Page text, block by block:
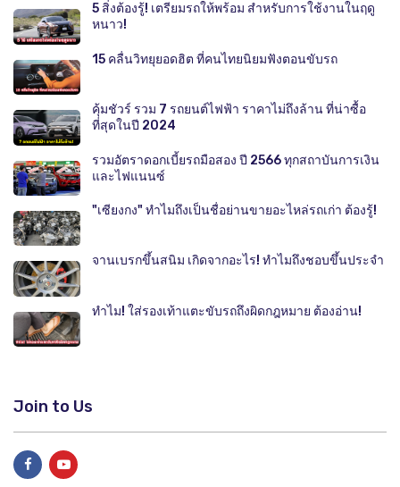
5 สิ่งต้องรู้! เตรียมรถให้พร้อม สำหรับการใช้งานในฤดู
หนาว!
15 คลื่นวิทยุยอดฮิต ที่คนไทยนิยมฟังตอนขับรถ
คุ้มชัวร์ รวม 7 รถยนต์ไฟฟ้า ราคาไม่ถึงล้าน ที่น่าซื้อ
ที่สุดในปี 2024
รวมอัตราดอกเบี้ยรถมือสอง ปี 2566 ทุกสถาบันการเงิน
และไฟแนนซ์
"เซียงกง" ทำไมถึงเป็นชื่อย่านขายอะไหล่รถเก่า ต้องรู้!
จานเบรกขึ้นสนิม เกิดจากอะไร! ทำไมถึงชอบขึ้นประจำ
ทำไม! ใส่รองเท้าแตะขับรถถึงผิดกฎหมาย ต้องอ่าน!
Join to Us